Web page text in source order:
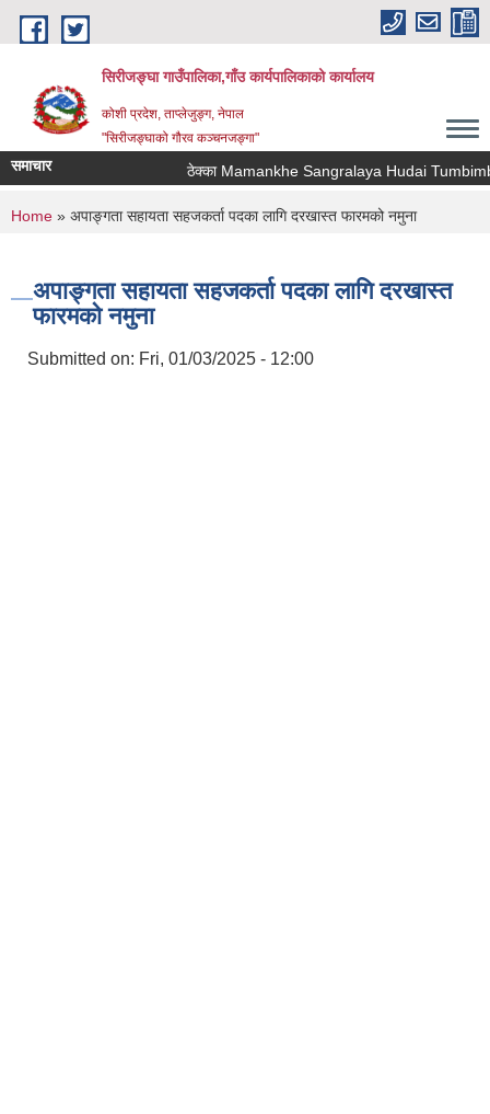
Skip to main content
सिरीजङ्घा गाउँपालिका,गाँउ कार्यपालिकाको कार्यालय
कोशी प्रदेश, ताप्लेजुङ्ग, नेपाल
"सिरीजङ्घाको गौरव कञ्चनजङ्गा"
समाचार ठेक्का Mamankhe Sangralaya Hudai
You are here
Home » अपाङ्गता सहायता सहजकर्ता पदका लागि दरखास्त फारमको नमुना
अपाङ्गता सहायता सहजकर्ता पदका लागि दरखास्त
फारमको नमुना
Submitted on: Fri, 01/03/2025 - 12:00